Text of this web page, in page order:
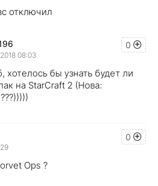
отключил
0
08:03
хотелось бы узнать будет ли
на StarCraft 2 (Нова:
0
Ops ?